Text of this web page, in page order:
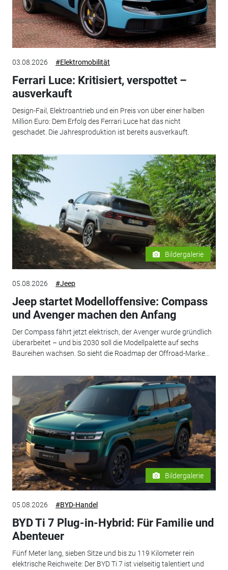
03.08.2026 #Elektromobilität
Ferrari Luce: Kritisiert, verspottet –
ausverkauft
Design-Fail, Elektroantrieb und ein Preis von über einer halben
Million Euro: Dem Erfolg des Ferrari Luce hat das nicht
geschadet. Die Jahresproduktion ist bereits ausverkauft.
Bildergalerie
05.08.2026 #Jeep
Jeep startet Modelloffensive: Compass
und Avenger machen den Anfang
Der Compass fährt jetzt elektrisch, der Avenger wurde gründlich
überarbeitet – und bis 2030 soll die Modellpalette auf sechs
Baureihen wachsen. So sieht die Roadmap der Offroad-Marke...
Bildergalerie
05.08.2026 #BYD-Handel
BYD Ti 7 Plug-in-Hybrid: Für Familie und
Abenteuer
Fünf Meter lang, sieben Sitze und bis zu 119 Kilometer rein
elektrische Reichweite: Der BYD Ti 7 ist vielseitig talentiert und